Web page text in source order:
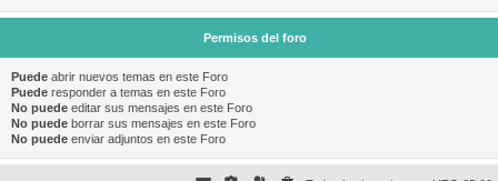
Permisos del foro
Puede abrir nuevos temas en este Foro
Puede responder a temas en este Foro
No puede editar sus mensajes en este Foro
No puede borrar sus mensajes en este Foro
No puede enviar adjuntos en este Foro